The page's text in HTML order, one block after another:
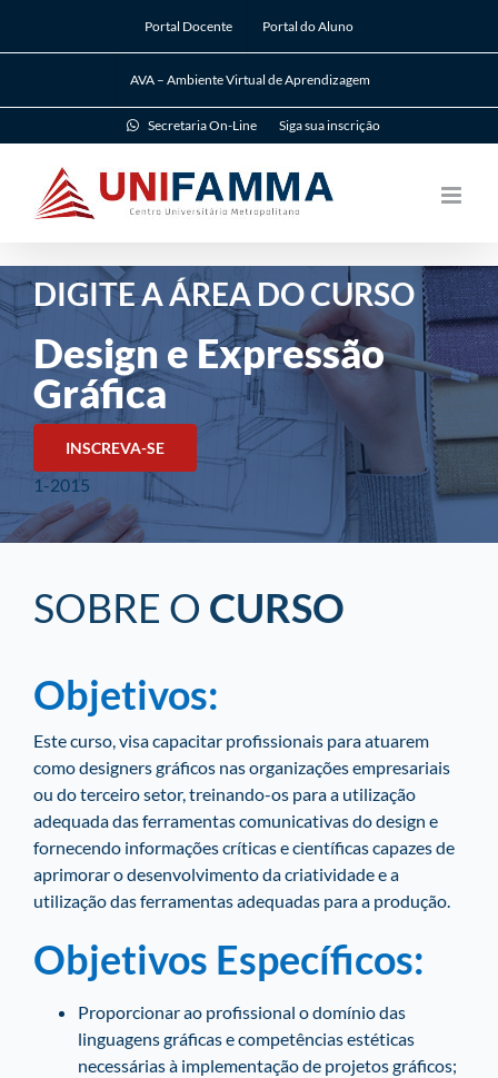
Portal Docente Portal do Aluno
AVA – Ambiente Virtual de Aprendizagem
Secretaria On-Line Siga sua inscrição
DIGITE A ÁREA DO CURSO
Design e Expressão
Gráfica
INSCREVA-SE
1-2015
SOBRE O CURSO
Objetivos:
Este curso, visa capacitar profissionais para atuarem
como designers gráficos nas organizações empresariais
ou do terceiro setor, treinando-os para a utilização
adequada das ferramentas comunicativas do design e
fornecendo informações críticas e científicas capazes de
aprimorar o desenvolvimento da criatividade e a
utilização das ferramentas adequadas para a produção.
Objetivos Específicos:
Proporcionar ao profissional o domínio das
linguagens gráficas e competências estéticas
necessárias à implementação de projetos gráficos;